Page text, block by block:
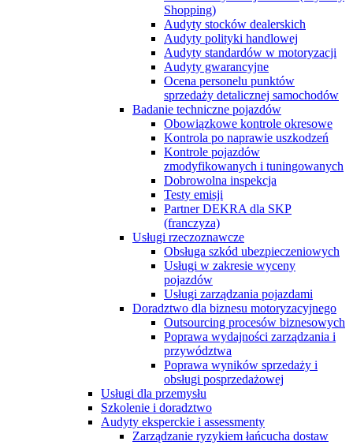
Shopping)
Audyty stocków dealerskich
Audyty polityki handlowej
Audyty standardów w motoryzacji
Audyty gwarancyjne
Ocena personelu punktów
sprzedaży detalicznej samochodów
Badanie techniczne pojazdów
Obowiązkowe kontrole okresowe
Kontrola po naprawie uszkodzeń
Kontrole pojazdów
zmodyfikowanych i tuningowanych
Dobrowolna inspekcja
Testy emisji
Partner DEKRA dla SKP
(franczyza)
Usługi rzeczoznawcze
Obsługa szkód ubezpieczeniowych
Usługi w zakresie wyceny
pojazdów
Usługi zarządzania pojazdami
Doradztwo dla biznesu motoryzacyjnego
Outsourcing procesów biznesowych
Poprawa wydajności zarządzania i
przywództwa
Poprawa wyników sprzedaży i
obsługi posprzedażowej
Usługi dla przemysłu
Szkolenie i doradztwo
Audyty eksperckie i assessmenty
Zarządzanie ryzykiem łańcucha dostaw